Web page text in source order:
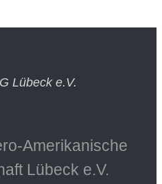
Amerikanische
Lübeck e.V.